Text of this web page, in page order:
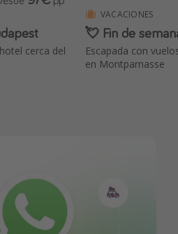
cerca del
VACACIONES
💘 Fin de
Escapada con
en Montparnasse